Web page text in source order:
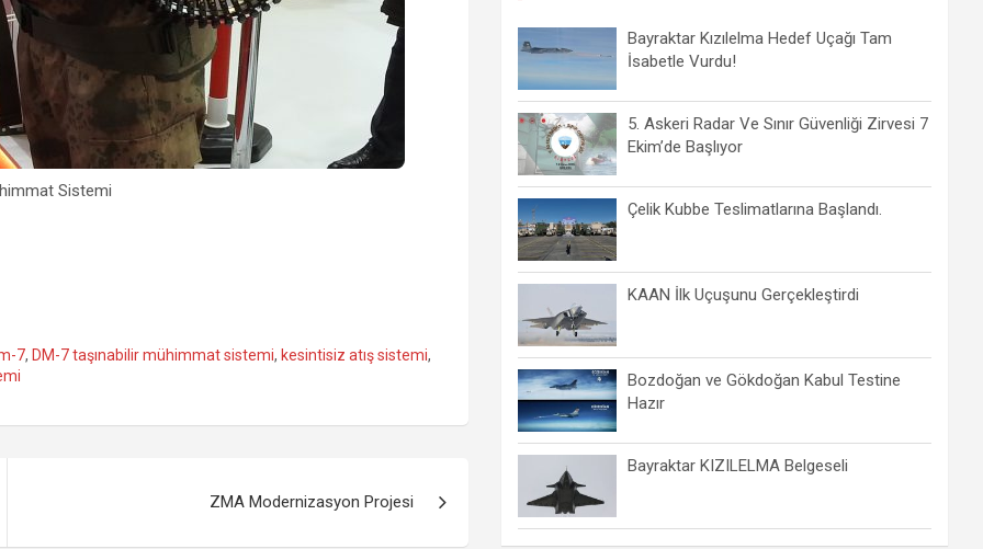
Sistemi
7, DM-7 taşınabilir mühimmat sistemi, kesintisiz atış sistemi,
ZMA Modernizasyon Projesi
Bayraktar Kızılelma Hedef Uçağı Tam
İsabetle Vurdu!
5. Askeri Radar Ve Sınır Güvenliği Zirvesi 7
Ekim’de Başlıyor
Çelik Kubbe Teslimatlarına Başlandı.
KAAN İlk Uçuşunu Gerçekleştirdi
Bozdoğan ve Gökdoğan Kabul Testine
Hazır
Bayraktar KIZILELMA Belgeseli